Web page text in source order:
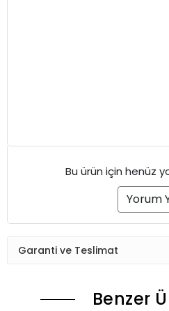
Bu ürün için henüz
Yorum
Garanti ve Teslimat
Benzer